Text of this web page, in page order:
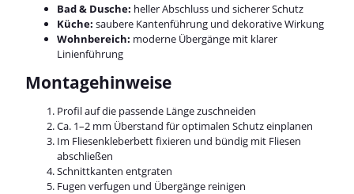
Bad & Dusche: heller Abschluss und sicherer Schutz
Küche: saubere Kantenführung und dekorative Wirkung
Wohnbereich: moderne Übergänge mit klarer
Linienführung
Montagehinweise
Profil auf die passende Länge zuschneiden
Ca. 1–2 mm Überstand für optimalen Schutz einplanen
Im Fliesenkleberbett fixieren und bündig mit Fliesen
abschließen
Schnittkanten entgraten
Fugen verfugen und Übergänge reinigen